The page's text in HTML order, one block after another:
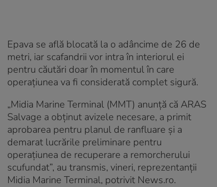
Epava se află blocată la o adâncime de 26 de
metri, iar scafandrii vor intra în interiorul ei
pentru căutări doar în momentul în care
operațiunea va fi considerată complet sigură.
„Midia Marine Terminal (MMT) anunţă că ARAS
Salvage a obţinut avizele necesare, a primit
aprobarea pentru planul de ranfluare şi a
demarat lucrările preliminare pentru
operaţiunea de recuperare a remorcherului
scufundat”, au transmis, vineri, reprezentanţii
Midia Marine Terminal, potrivit News.ro.